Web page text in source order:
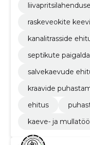
raskeveokite
kanalitrasside
septikute
salvekaevude
kraavide
ehitus
kaeve- ja